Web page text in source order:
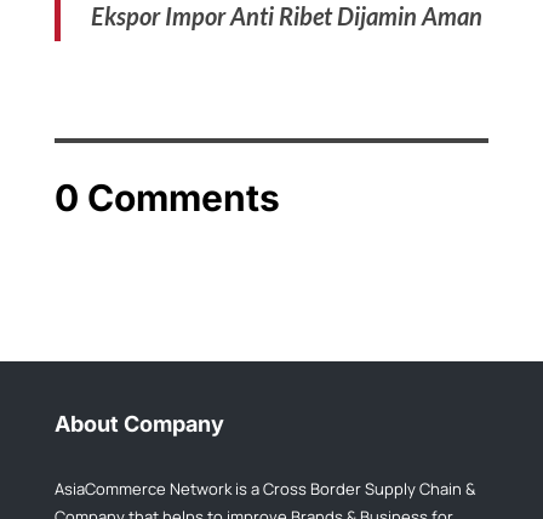
Ekspor Impor Anti Ribet Dijamin Aman
0 Comments
About Company
AsiaCommerce Network is a Cross Border Supply Chain &